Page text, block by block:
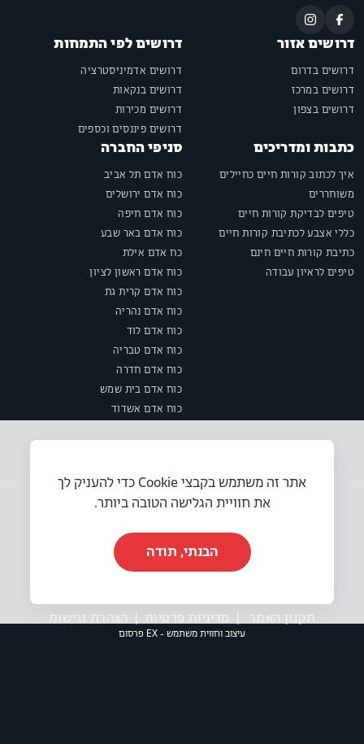
דרושים אזור
דרושים בדרום
דרושים במרכז
דרושים בצפון
דרושים לפי התמחות
דרושים אדמיניסטרציה
דרושים בנקאות
דרושים מכירות
דרושים פיננסים וכספים
כתבות ומדריכים
איך לכתוב קורות חיים כחיילים
משוחררים
טיפים לבדיקת קורות חיים
כללי אצבע לכתיבת קורות חיים
כתיבת קורות חיים חינם
טיפים לראיון עבודה
סניפי החברה
כוח אדם תל אביב
כוח אדם ירושלים
כוח אדם חיפה
כוח אדם באר שבע
כח אדם אילת
כוח אדם ראשון לציון
כוח אדם קרית גת
כוח אדם נהריה
כוח אדם לוד
כוח אדם טבריה
כוח אדם חדרה
כוח אדם בית שמש
כוח אדם אשדוד
תקנון האתר מדיניות פרטיות הצהרת נגישות
עיצוב וחווית משתמש - EX פרסום
אתר זה משתמש בקבצי Cookie כדי להעניק לך
את חוויית הגלישה הטובה ביותר.
הבנתי, תודה